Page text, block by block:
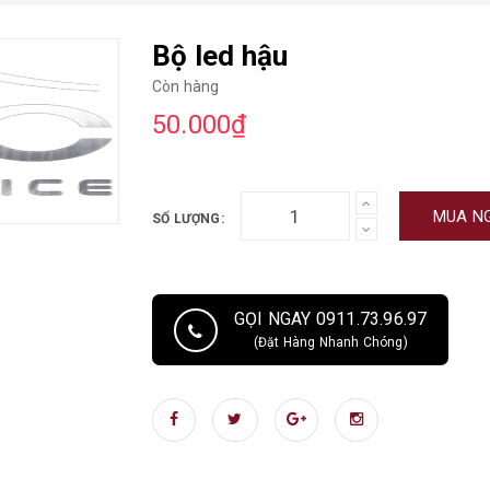
Bộ led hậu
Còn hàng
50.000₫
SỐ LƯỢNG: MUA
GỌI NGAY 0911.73.96.97
(Đặt Hàng Nhanh Chóng)